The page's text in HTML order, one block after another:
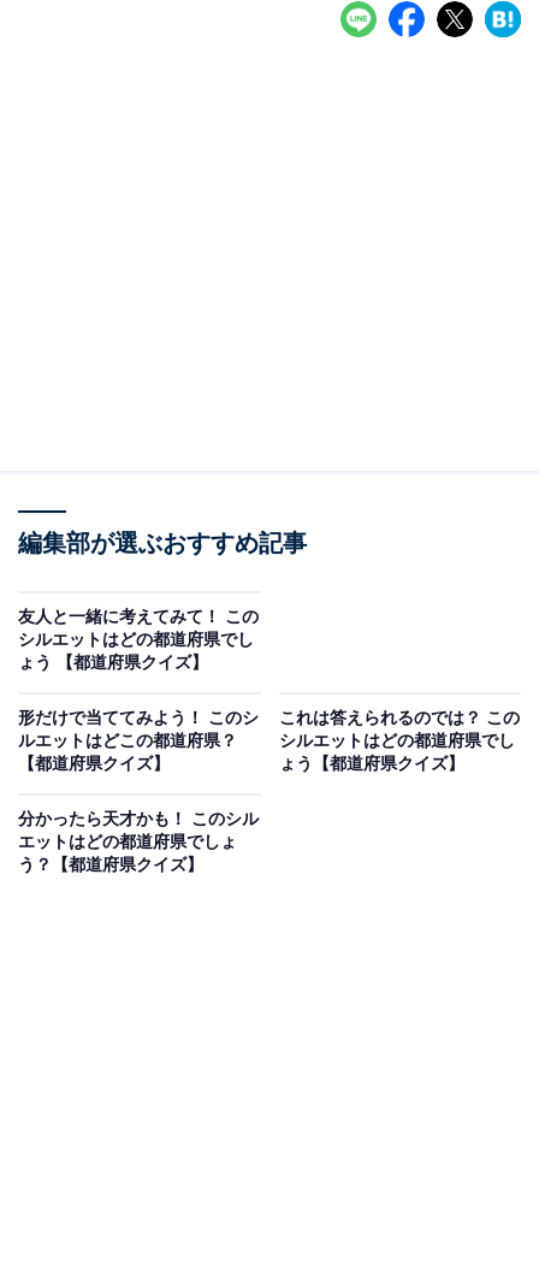
編集部が選ぶおすすめ記事
友人と一緒に考えてみて！ この
シルエットはどの都道府県でし
ょう 【都道府県クイズ】
形だけで当ててみよう！ このシ
ルエットはどこの都道府県？
【都道府県クイズ】
これは答えられるのでは？ この
シルエットはどの都道府県でし
ょう【都道府県クイズ】
分かったら天才かも！ このシル
エットはどの都道府県でしょ
う？【都道府県クイズ】